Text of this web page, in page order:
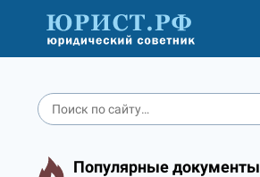
Популярные документы